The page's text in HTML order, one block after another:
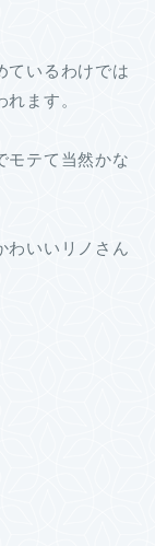
ているわけでは
ます。
モテて当然かな
わいいリノさん